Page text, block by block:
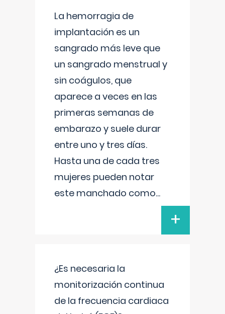
La hemorragia de
implantación es un
sangrado más leve que
un sangrado menstrual y
sin coágulos, que
aparece a veces en las
primeras semanas de
embarazo y suele durar
entre uno y tres días.
Hasta una de cada tres
mujeres pueden notar
este manchado como...
+
¿Es necesaria la
monitorización continua
de la frecuencia cardiaca